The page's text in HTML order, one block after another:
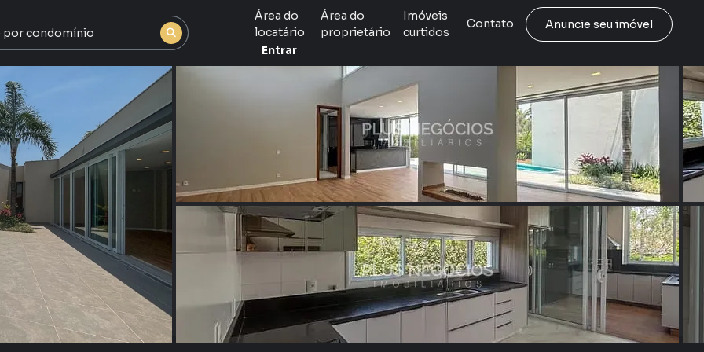
Área do
locatário
Área do
proprietário
Imóveis
curtidos
Contato
Anuncie seu imóvel
Entrar